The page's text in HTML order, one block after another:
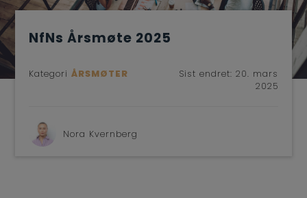
NfNs Årsmøte 2025
Kategori ÅRSMØTER Sist endret: 20. mars
2025
Nora Kvernberg